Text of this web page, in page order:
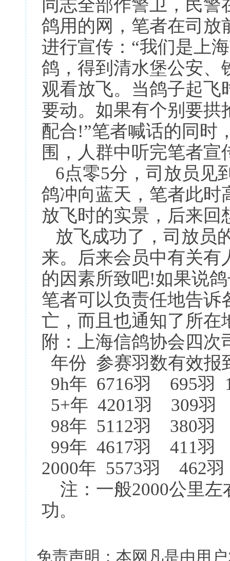
同志全部作警卫，民
鸽用的网，笔者在司放
进行宣传：“我们是上
鸽，得到清水堡公安、
观看放飞。当鸽子起飞
要动。如果有个别要拱
配合!”笔者喊话的同时
围，人群中听完笔者
6点零5分，司放员见
鸽冲向蓝天，笔者此时
放飞时的实景，后来回
放飞成功了，司放员
来。后来会员中有关有
的因素所致吧!如果说
笔者可以负责任地告诉
亡，而且也通知了所在
附：上海信鸽协会四次
年份 参赛羽数有效报
9h年 6716羽 695羽
5+年 4201羽 309羽
98年 5112羽 380羽
99年 4617羽 411羽
2000年 5573羽 462
注：一般2000公里左
功。
免责声明：本网凡是由用